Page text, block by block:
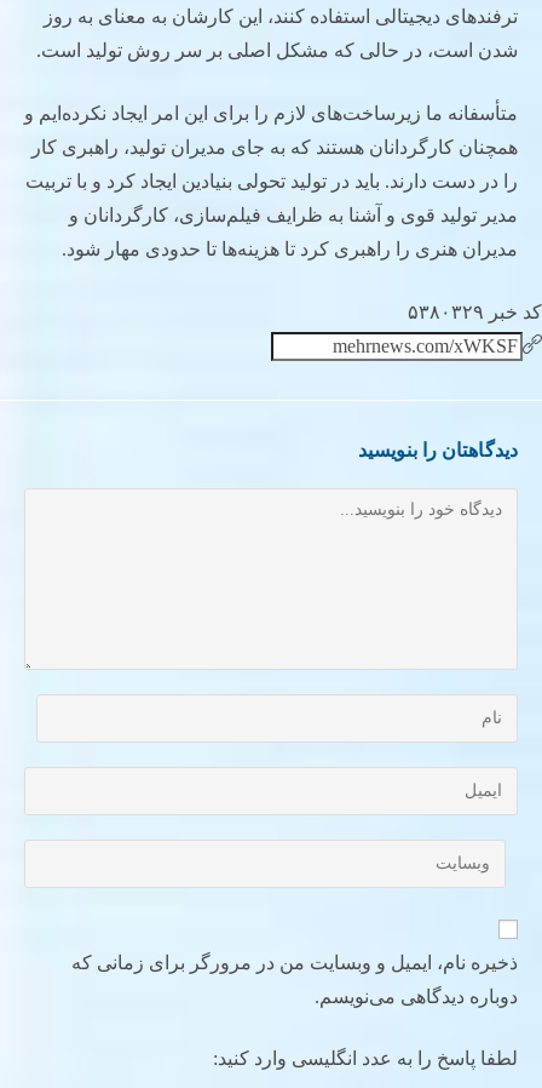
ترفندهای دیجیتالی استفاده کنند، این کارشان به معنای به روز
شدن است، در حالی که مشکل اصلی بر سر روش تولید است.
متأسفانه ما زیرساخت‌های لازم را برای این امر ایجاد نکرده‌ایم و
همچنان کارگردانان هستند که به جای مدیران تولید، راهبری کار
را در دست دارند. باید در تولید تحولی بنیادین ایجاد کرد و با تربیت
مدیر تولید قوی و آشنا به ظرایف فیلم‌سازی، کارگردانان و
مدیران هنری را راهبری کرد تا هزینه‌ها تا حدودی مهار شود.
کد خبر ۵۳۸۰۳۲۹
دیدگاهتان را بنویسید
ذخیره نام، ایمیل و وبسایت من در مرورگر برای زمانی که
دوباره دیدگاهی می‌نویسم.
لطفا پاسخ را به عدد انگلیسی وارد کنید: